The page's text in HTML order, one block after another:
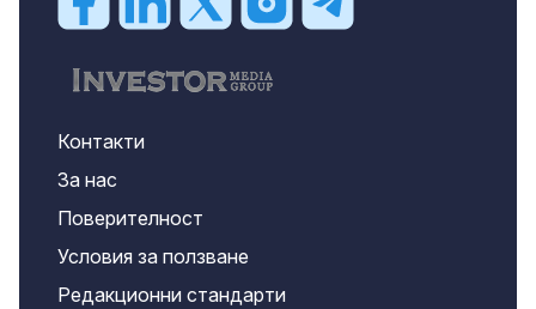
Контакти
За нас
Поверителност
Условия за ползване
Редакционни стандарти